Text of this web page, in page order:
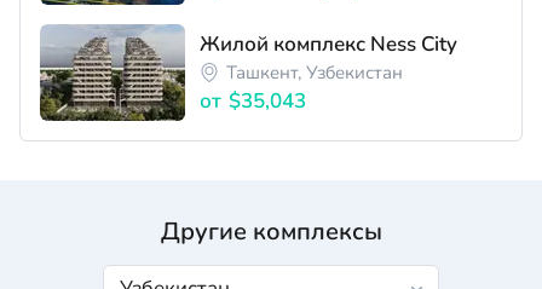
Жилой комплекс Ness City
Ташкент, Узбекистан
от $35,043
Другие комплексы